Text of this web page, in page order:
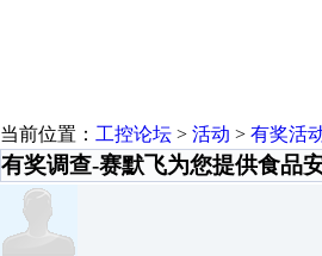
当前位置： 工控论坛 > 活动 > 有奖活
有奖调查-赛默飞为您提供食品